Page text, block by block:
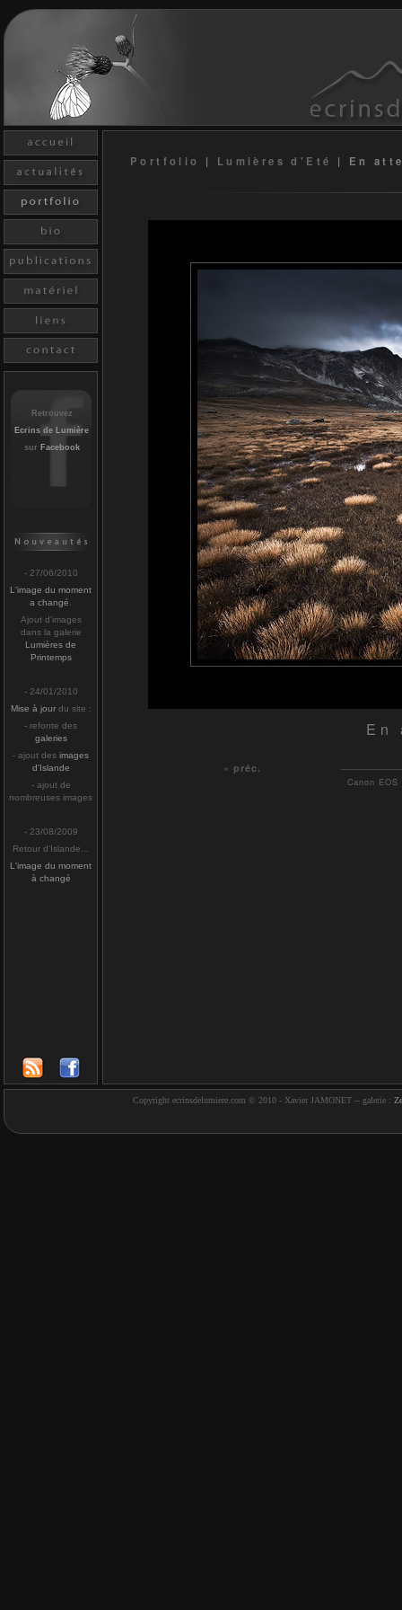
Retrouvez
Ecrins de Lumière
sur Facebook
- 27/06/2010
L'image du moment
a changé
Ajout d'images
dans la galerie
Lumières de
Printemps
- 24/01/2010
Mise à jourdu site :
- refonte des
galeries
- ajout des images
d'Islande
- ajout de
nombreuses images
- 23/08/2009
Retour d'Islande...
L'image du moment
à changé
Portfolio | Lumières d'Eté | En
En
Canon
« préc.
Copyright ecrinsdelumiere.com © 2010 - Xavier JAMONET -- galerie :